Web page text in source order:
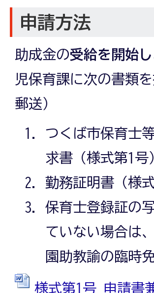
申請方法
助成金の受給を開始
児保育課に次の書類
郵送）
つくば市保育士
求書（様式第1号
勤務証明書（様式
保育士登録証の
ていない場合は
園助教諭の臨時
様式第1号_申請書